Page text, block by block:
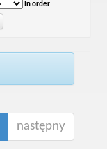
In order
następny